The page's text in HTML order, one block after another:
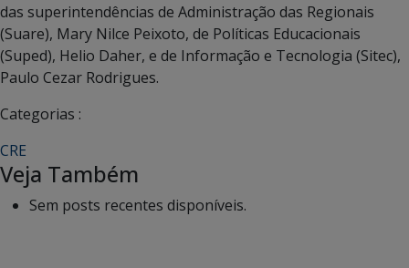
das superintendências de Administração das Regionais
(Suare), Mary Nilce Peixoto, de Políticas Educacionais
(Suped), Helio Daher, e de Informação e Tecnologia (Sitec),
Paulo Cezar Rodrigues.
Categorias :
CRE
Veja Também
Sem posts recentes disponíveis.